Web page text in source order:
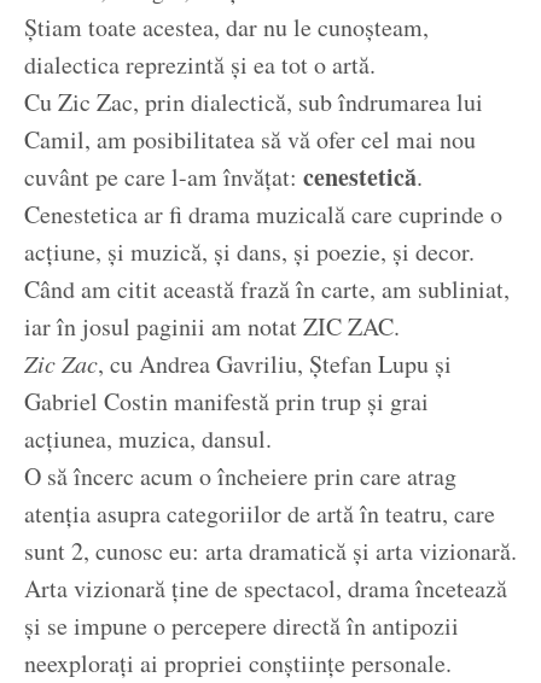
Știam toate acestea, dar nu le cunoșteam,
dialectica reprezintă și ea tot o artă.
Cu Zic Zac, prin dialectică, sub îndrumarea lui
Camil, am posibilitatea să vă ofer cel mai nou
cuvânt pe care l-am învățat: cenestetică.
Cenestetica ar fi drama muzicală care cuprinde o
acțiune, și muzică, și dans, și poezie, și decor.
Când am citit această frază în carte, am subliniat,
iar în josul paginii am notat ZIC ZAC.
Zic Zac, cu Andrea Gavriliu, Ștefan Lupu și
Gabriel Costin manifestă prin trup și grai
acțiunea, muzica, dansul.
O să încerc acum o încheiere prin care atrag
atenția asupra categoriilor de artă în teatru, care
sunt 2, cunosc eu: arta dramatică și arta vizionară.
Arta vizionară ține de spectacol, drama încetează
și se impune o percepere directă în antipozii
neexplorați ai propriei conștiințe personale.